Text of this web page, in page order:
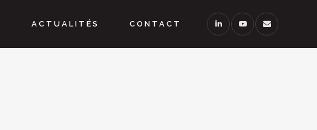
ACTUALITÉS CONTACT